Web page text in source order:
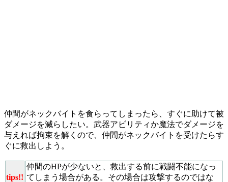
仲間がネックバイトを食らってしまったら、すぐに助けて被
ダメージを減らしたい。武器アビリティか魔法でダメージを
与えれば拘束を解くので、仲間がネックバイトを受けたらす
ぐに救出しよう。
tips!!
仲間のHPが少ないと、救出する前に戦闘不能になっ
てしまう場合がある。その場合は攻撃するのではな